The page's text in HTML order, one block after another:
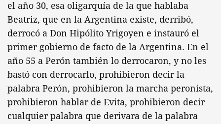
el año 30, esa oligarquía de la que hablaba
Beatriz, que en la Argentina existe, derribó,
derrocó a Don Hipólito Yrigoyen e instauró el
primer gobierno de facto de la Argentina. En el
año 55 a Perón también lo derrocaron, y no les
bastó con derrocarlo, prohibieron decir la
palabra Perón, prohibieron la marcha peronista,
prohibieron hablar de Evita, prohibieron decir
cualquier palabra que derivara de la palabra